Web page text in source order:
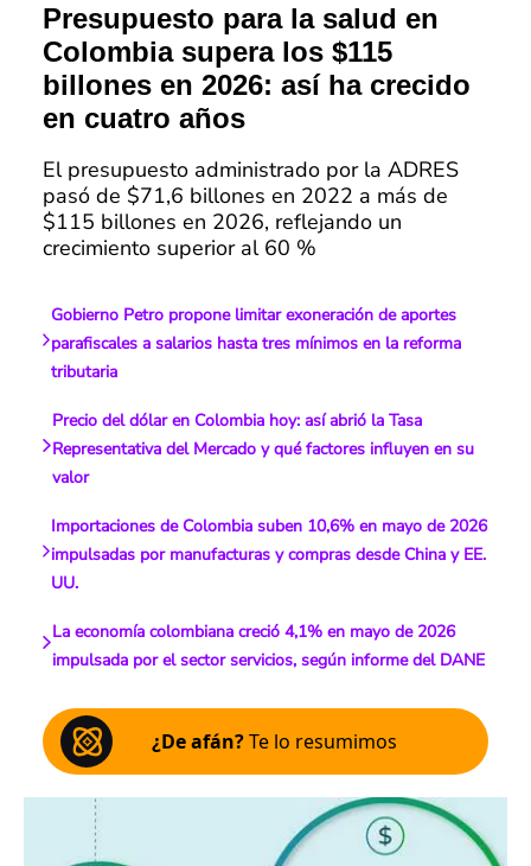
Presupuesto para la salud en
Colombia supera los $115
billones en 2026: así ha crecido
en cuatro años
El presupuesto administrado por la ADRES
pasó de $71,6 billones en 2022 a más de
$115 billones en 2026, reflejando un
crecimiento superior al 60 %
Gobierno Petro propone limitar exoneración de aportes
parafiscales a salarios hasta tres mínimos en la reforma
tributaria
Precio del dólar en Colombia hoy: así abrió la Tasa
Representativa del Mercado y qué factores influyen en su
valor
Importaciones de Colombia suben 10,6% en mayo de 2026
impulsadas por manufacturas y compras desde China y EE.
UU.
La economía colombiana creció 4,1% en mayo de 2026
impulsada por el sector servicios, según informe del DANE
¿De afán?Te lo resumimos